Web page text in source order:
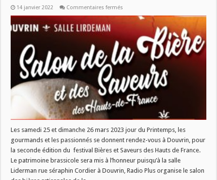
14 janvier 2022 Commentaires fermés
BIERES
DES
HAUTS
DE
FRANCE
Les samedi 25 et dimanche 26 mars 2023 jour du Printemps, les
gourmands et les passionnés se donnent rendez-vous à Douvrin, pour
la seconde édition du festival Bières et Saveurs des Hauts de France.
Le patrimoine brassicole sera mis à l’honneur puisqu’à la salle
Liderman rue séraphin Cordier à Douvrin, Radio Plus organise le salon